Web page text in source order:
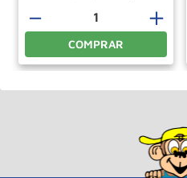
＋
－
COMPRAR